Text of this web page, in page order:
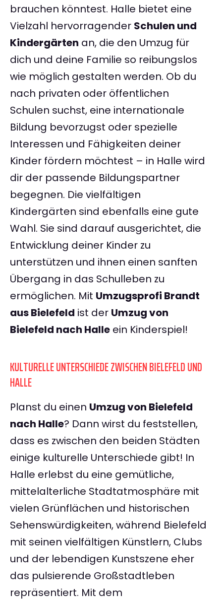
brauchen könntest. Halle bietet eine
Vielzahl hervorragender Schulen und
Kindergärten an, die den Umzug für
dich und deine Familie so reibungslos
wie möglich gestalten werden. Ob du
nach privaten oder öffentlichen
Schulen suchst, eine internationale
Bildung bevorzugst oder spezielle
Interessen und Fähigkeiten deiner
Kinder fördern möchtest – in Halle wird
dir der passende Bildungspartner
begegnen. Die vielfältigen
Kindergärten sind ebenfalls eine gute
Wahl. Sie sind darauf ausgerichtet, die
Entwicklung deiner Kinder zu
unterstützen und ihnen einen sanften
Übergang in das Schulleben zu
ermöglichen. Mit Umzugsprofi Brandt
aus Bielefeld ist der Umzug von
Bielefeld nach Halle ein Kinderspiel!
KULTURELLE UNTERSCHIEDE ZWISCHEN BIELEFELD UND
HALLE
Planst du einen Umzug von Bielefeld
nach Halle? Dann wirst du feststellen,
dass es zwischen den beiden Städten
einige kulturelle Unterschiede gibt! In
Halle erlebst du eine gemütliche,
mittelalterliche Stadtatmosphäre mit
vielen Grünflächen und historischen
Sehenswürdigkeiten, während Bielefeld
mit seinen vielfältigen Künstlern, Clubs
und der lebendigen Kunstszene eher
das pulsierende Großstadtleben
repräsentiert. Mit dem